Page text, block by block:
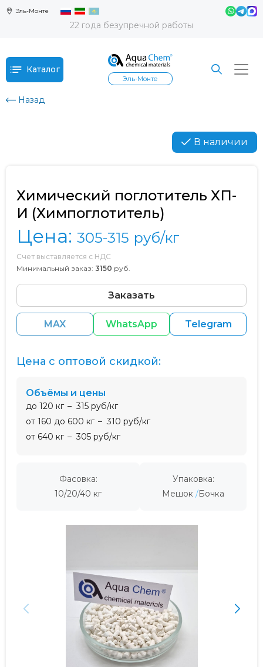
Эль-Монте
22 года безупречной работы
Каталог
Эль-Монте
Назад
В наличии
Химический поглотитель ХП-
И (Химпоглотитель)
Цена: 305-315 руб/кг
Счет выставляется с НДС
Минимальный заказ: 3150 руб.
Заказать
MAX WhatsApp Telegram
Фасовка:
10/20/40 кг
Упаковка:
Мешок
Бочка
Цена с оптовой скидкой:
Объёмы и цены
до 120 кг
315 руб/кг
от 160 до 600 кг
310 руб/кг
от 640 кг
305 руб/кг